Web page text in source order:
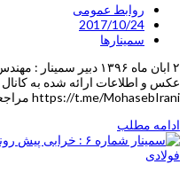
روابط عمومی
2017/10/24
سمینارها
۲ ابان ماه ۱۳۹۶ دبیر
عکس و اطلاعات ارائه شده به
https://t.me/MohasebIrani مراجعه نمایید.
ادامه مطلب